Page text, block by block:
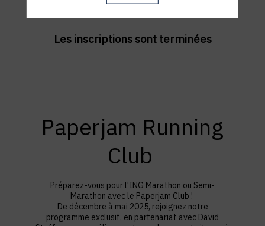
Les inscriptions sont terminées
Paperjam Running
Club
Préparez-vous pour l'ING Marathon ou Semi-
Marathon avec le Paperjam Club !
De décembre à mai 2025, rejoignez notre
programme exclusif, en partenariat avec David